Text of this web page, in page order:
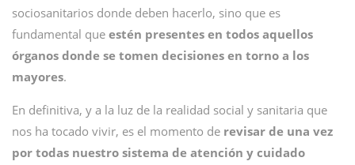
sociosanitarios donde deben hacerlo, sino que es
fundamental que estén presentes en todos aquellos
órganos donde se tomen decisiones en torno a los
mayores.
En definitiva, y a la luz de la realidad social y sanitaria que
nos ha tocado vivir, es el momento de revisar de una vez
por todas nuestro sistema de atención y cuidado